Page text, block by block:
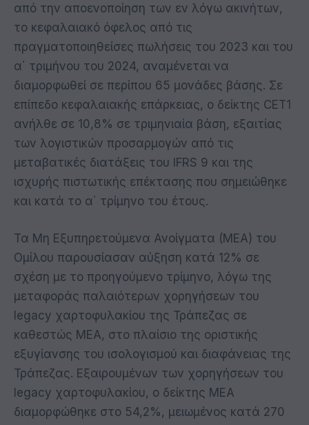
από την αποενοποίηση των εν λόγω ακινήτων,
το κεφαλαιακό όφελος από τις
πραγματοποιηθείσες πωλήσεις του 2023 και του
α΄ τριμήνου του 2024, αναμένεται να
διαμορφωθεί σε περίπου 65 μονάδες βάσης. Σε
επίπεδο κεφαλαιακής επάρκειας, ο δείκτης CET1
ανήλθε σε 10,8% σε τριμηνιαία βάση, εξαιτίας
των λογιστικών προσαρμογών από τις
μεταβατικές διατάξεις του IFRS 9 και της
ισχυρής πιστωτικής επέκτασης που σημειώθηκε
και κατά το α΄ τρίμηνο του έτους.
Τα Μη Εξυπηρετούμενα Ανοίγματα (ΜΕΑ) του
Ομίλου παρουσίασαν αύξηση κατά 12% σε
σχέση με το προηγούμενο τρίμηνο, λόγω της
μεταφοράς παλαιότερων χορηγήσεων του
legacy χαρτοφυλακίου της Τράπεζας σε
καθεστώς MEA, στο πλαίσιο της οριστικής
εξυγίανσης του ισολογισμού και διαφάνειας της
Τράπεζας. Εξαιρουμένων των χορηγήσεων του
legacy χαρτοφυλακίου, ο δείκτης ΜΕΑ
διαμορφώθηκε στο 54,2%, μειωμένος κατά 270